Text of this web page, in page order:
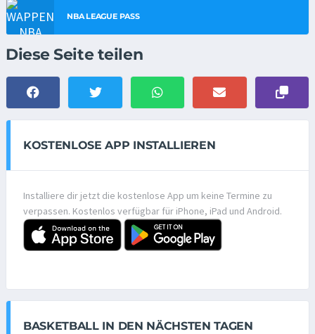
NBA LEAGUE PASS
Diese Seite teilen
KOSTENLOSE APP INSTALLIEREN
Installiere dir jetzt die kostenlose App um keine Termine zu
verpassen. Kostenlos verfügbar für iPhone, iPad und Android.
BASKETBALL IN DEN NÄCHSTEN TAGEN